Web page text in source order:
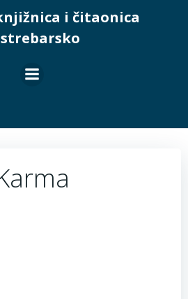
to
content
i čitaonica